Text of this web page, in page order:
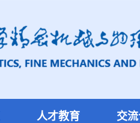
人才教育 交